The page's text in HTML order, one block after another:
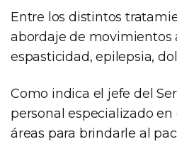
Entre los distintos
abordaje de movimientos
espasticidad, epilepsia,
Como indica el jefe del
personal especializado en
áreas para brindarle al